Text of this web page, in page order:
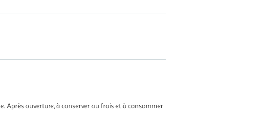
Après ouverture, à conserver au frais et à consommer